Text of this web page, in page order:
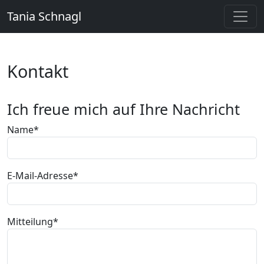
Tania Schnagl
Kontakt
Ich freue mich auf Ihre Nachricht
Pflichtfeld
Name*
Pflichtfeld
E-Mail-Adresse*
Pflichtfeld
Mitteilung*